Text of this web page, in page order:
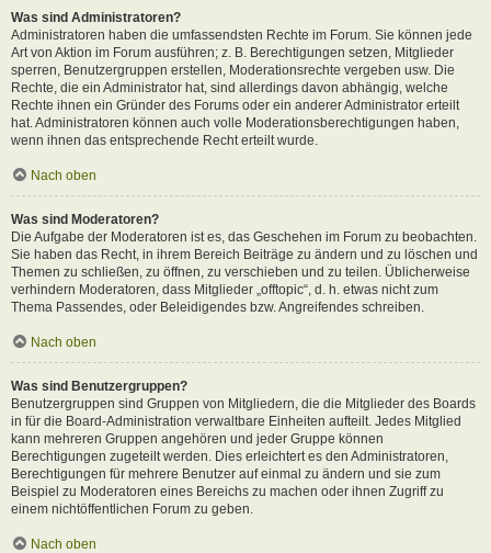
Was sind Administratoren?
Administratoren haben die umfassendsten Rechte im Forum. Sie können jede
Art von Aktion im Forum ausführen; z. B. Berechtigungen setzen, Mitglieder
sperren, Benutzergruppen erstellen, Moderationsrechte vergeben usw. Die
Rechte, die ein Administrator hat, sind allerdings davon abhängig, welche
Rechte ihnen ein Gründer des Forums oder ein anderer Administrator erteilt
hat. Administratoren können auch volle Moderationsberechtigungen haben,
wenn ihnen das entsprechende Recht erteilt wurde.
Nach oben
Was sind Moderatoren?
Die Aufgabe der Moderatoren ist es, das Geschehen im Forum zu beobachten.
Sie haben das Recht, in ihrem Bereich Beiträge zu ändern und zu löschen und
Themen zu schließen, zu öffnen, zu verschieben und zu teilen. Üblicherweise
verhindern Moderatoren, dass Mitglieder „offtopic“, d. h. etwas nicht zum
Thema Passendes, oder Beleidigendes bzw. Angreifendes schreiben.
Nach oben
Was sind Benutzergruppen?
Benutzergruppen sind Gruppen von Mitgliedern, die die Mitglieder des Boards
in für die Board-Administration verwaltbare Einheiten aufteilt. Jedes Mitglied
kann mehreren Gruppen angehören und jeder Gruppe können
Berechtigungen zugeteilt werden. Dies erleichtert es den Administratoren,
Berechtigungen für mehrere Benutzer auf einmal zu ändern und sie zum
Beispiel zu Moderatoren eines Bereichs zu machen oder ihnen Zugriff zu
einem nichtöffentlichen Forum zu geben.
Nach oben